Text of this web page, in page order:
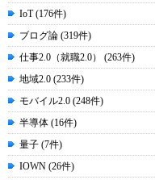
IoT (176件)
ブログ論 (319件)
仕事2.0（就職2.0） (263件)
地域2.0 (233件)
モバイル2.0 (248件)
半導体 (16件)
量子 (7件)
IOWN (26件)